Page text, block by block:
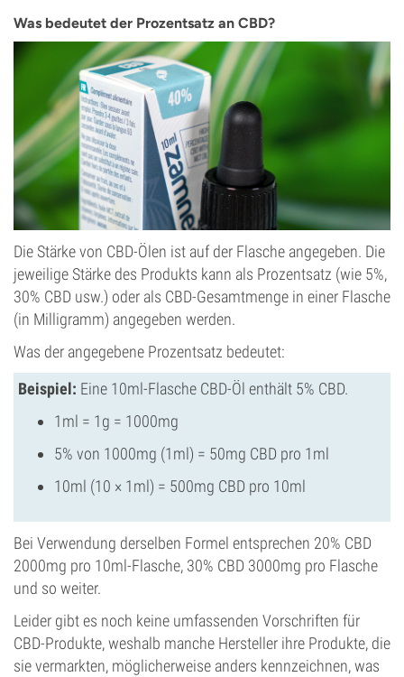
Was bedeutet der Prozentsatz an CBD?
Die Stärke von CBD-Ölen ist auf der Flasche angegeben. Die
jeweilige Stärke des Produkts kann als Prozentsatz (wie 5%,
30% CBD usw.) oder als CBD-Gesamtmenge in einer Flasche
(in Milligramm) angegeben werden.
Was der angegebene Prozentsatz bedeutet:
Beispiel: Eine 10ml-Flasche CBD-Öl enthält 5% CBD.
1ml = 1g = 1000mg
5% von 1000mg (1ml) = 50mg CBD pro 1ml
10ml (10 × 1ml) = 500mg CBD pro 10ml
Bei Verwendung derselben Formel entsprechen 20% CBD
2000mg pro 10ml-Flasche, 30% CBD 3000mg pro Flasche
und so weiter.
Leider gibt es noch keine umfassenden Vorschriften für
CBD-Produkte, weshalb manche Hersteller ihre Produkte, die
sie vermarkten, möglicherweise anders kennzeichnen, was